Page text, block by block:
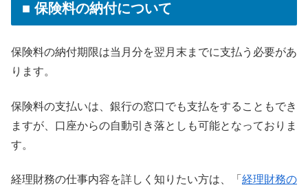
■ 保険料の納付について
保険料の納付期限は当月分を翌月末までに支払う必要があ
ります。
保険料の支払いは、銀行の窓口でも支払をすることもでき
ますが、口座からの自動引き落としも可能となっておりま
す。
経理財務の仕事内容を詳しく知りたい方は、「 経理財務の